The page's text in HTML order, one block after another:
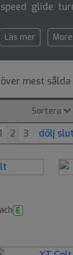
speed glide
Läs mer
mest
Sortera
dölj slut
E